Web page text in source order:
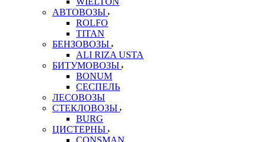
АВТОВОЗЫ
ROLFO
TITAN
БЕНЗОВОЗЫ
ALI RIZA USTA
БИТУМОВОЗЫ
BONUM
СЕСПЕЛЬ
ЛЕСОВОЗЫ
СТЕКЛОВОЗЫ
BURG
ЦИСТЕРНЫ
CONSMAN